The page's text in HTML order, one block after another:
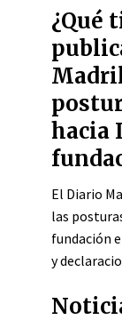
¿Qué
hacia
El Diario
las
fundación
y